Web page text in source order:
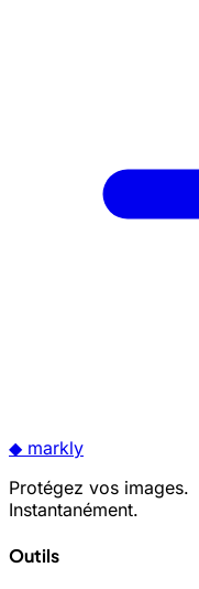
◆ markly
Protégez vos images.
Instantanément.
Outils